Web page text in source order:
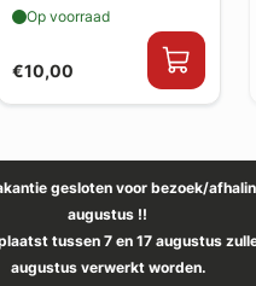
€10,00
Op voorraad
gesloten voor bezoek/
augustus !!
tussen 7 en 17 augustus
augustus verwerkt worden.